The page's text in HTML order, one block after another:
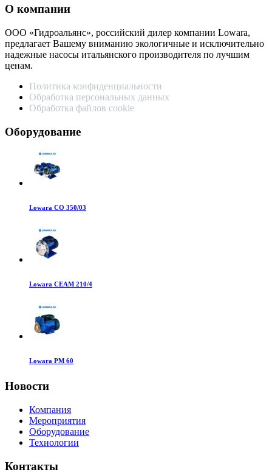
О компании
ООО «Гидроальянс», российский дилер компании Lowara,
предлагает Вашему вниманию экологичные и исключительно
надежные насосы итальянского производителя по лучшим
ценам.
Политика конфиденциальности
Обработка персональных данных
Обработка файлов cookie
Оборудование
Lowara CO 350/03
Lowara CEAM 210/4
Lowara PM 60
Новости
Компания
Мероприятия
Оборудование
Технологии
Контакты